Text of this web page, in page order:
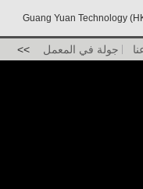
Guang Yuan Technology
جولة في المعمل >>